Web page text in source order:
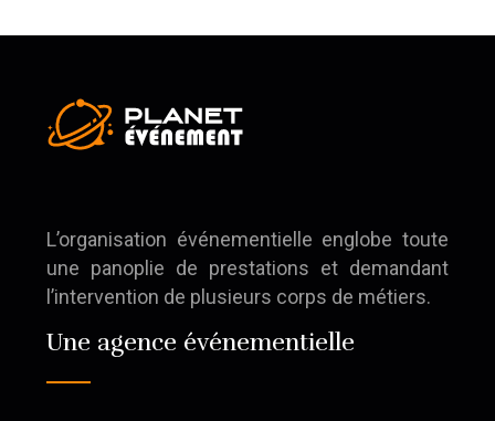
L’organisation événementielle englobe toute
une panoplie de prestations et demandant
l’intervention de plusieurs corps de métiers.
Une agence événementielle